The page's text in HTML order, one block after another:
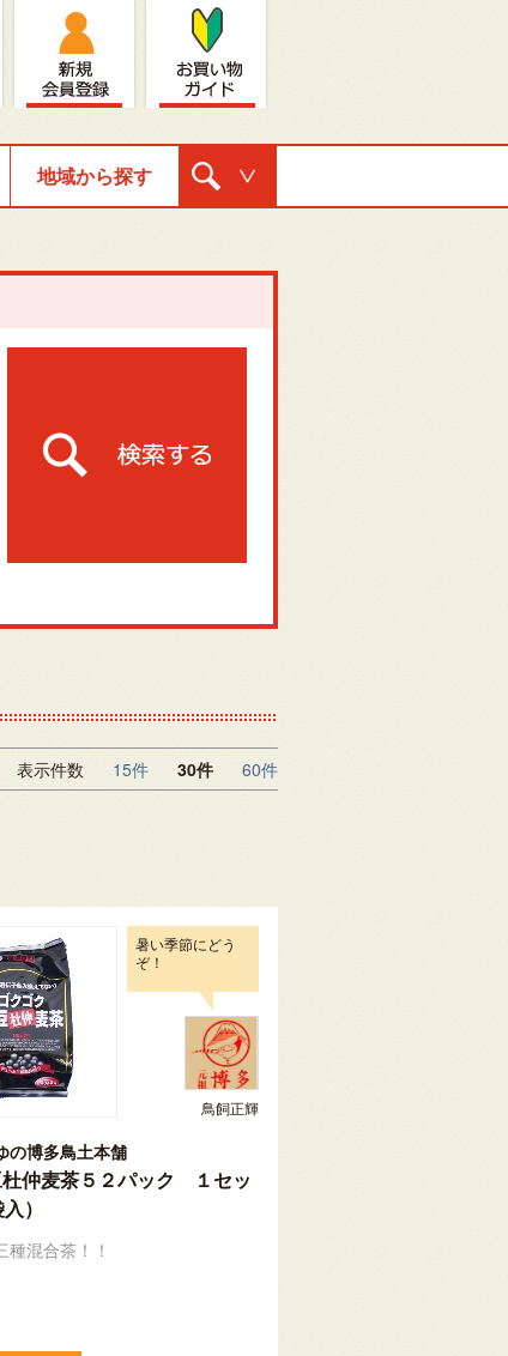
地域から探す
表示件数 15件 30件 60件
暑い季節にどう
ぞ！
鳥飼正輝
の博多鳥土本舗
仲麦茶５２パック １セッ
）
種混合茶！！